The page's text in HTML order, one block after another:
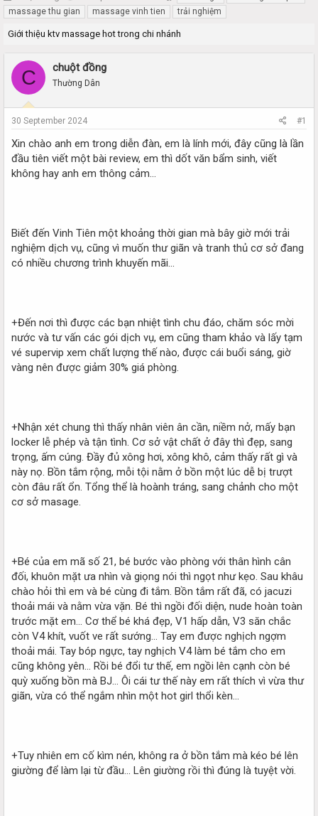
h
r
e
s
t
r
t
r
t
a
r
a
t
massage thu gian
massage vinh tien trải nghiệm
Giới thiệu ktv massage hot trong chi nhánh
C chuột đồng
Thường Dân
30 September 2024 #1
Xin chào anh em trong diễn đàn, em là lính mới, đây cũng là lần
đầu tiên viết một bài review, em thì dốt văn bẩm sinh, viết
không hay anh em thông cảm...
Biết đến Vinh Tiên một khoảng thời gian mà bây giờ mới trải
nghiệm dịch vụ, cũng vì muốn thư giãn và tranh thủ cơ sở đang
có nhiều chương trình khuyến mãi...
+Đến nơi thì được các bạn nhiệt tình chu đáo, chăm sóc mời
nước và tư vấn các gói dịch vụ, em cũng tham khảo và lấy tạm
vé supervip xem chất lượng thế nào, được cái buổi sáng, giờ
vàng nên được giảm 30% giá phòng.
+Nhận xét chung thì thấy nhân viên ân cần, niềm nở, mấy bạn
locker lễ phép và tận tình. Cơ sở vật chất ở đây thì đẹp, sang
trọng, ấm cúng. Đầy đủ xông hơi, xông khô, cảm thấy rất gì và
này nọ. Bồn tắm rộng, mỗi tội nằm ở bồn một lúc dễ bị trượt
còn đâu rất ổn. Tổng thể là hoành tráng, sang chảnh cho một
cơ sở masage.
+Bé của em mã số 21, bé bước vào phòng với thân hình cân
đối, khuôn mặt ưa nhìn và giọng nói thì ngọt như kẹo. Sau khâu
chào hỏi thì em và bé cùng đi tắm. Bồn tắm rất đã, có jacuzi
thoải mái và nằm vừa vặn. Bé thì ngồi đối diện, nude hoàn toàn
trước mặt em... Cơ thể bé khá đẹp, V1 hấp dẫn, V3 săn chắc
còn V4 khít, vuốt ve rất sướng... Tay em được nghịch ngợm
thoải mái. Tay bóp ngực, tay nghịch V4 làm bé tắm cho em
cũng không yên... Rồi bé đổi tư thế, em ngồi lên cạnh còn bé
quỳ xuống bồn mà BJ... Ôi cái tư thế này em rất thích vì vừa thư
giãn, vừa có thể ngắm nhìn một hot girl thổi kèn...
+Tuy nhiên em cố kìm nén, không ra ở bồn tắm mà kéo bé lên
giường để làm lại từ đầu... Lên giường rồi thì đúng là tuyệt vời.